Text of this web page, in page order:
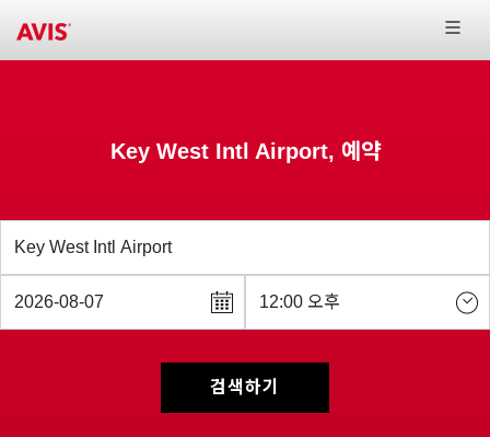
Key West Intl Airport, 예약
검색하기